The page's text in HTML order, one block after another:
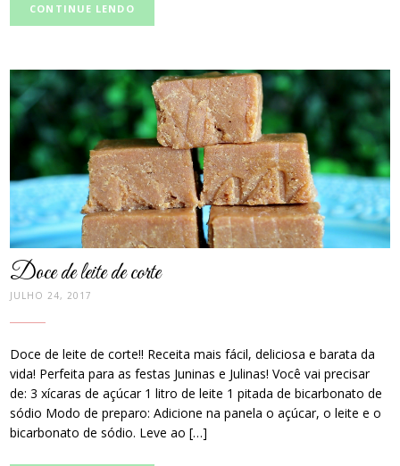
CONTINUE LENDO
post
thumbnail
Doce de leite de corte
JULHO 24, 2017
Doce de leite de corte!! Receita mais fácil, deliciosa e barata da
vida! Perfeita para as festas Juninas e Julinas! Você vai precisar
de: 3 xícaras de açúcar 1 litro de leite 1 pitada de bicarbonato de
sódio Modo de preparo: Adicione na panela o açúcar, o leite e o
bicarbonato de sódio. Leve ao […]